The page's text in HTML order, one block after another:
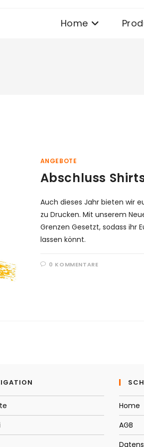
Home
ANGEBOTE
Abschluss
Auch dieses Jahr bieten wir
zu Drucken. Mit unserem
Grenzen Gesetzt, sodass ihr
lassen könnt.
0 KOMMENTARE
Home
AGB